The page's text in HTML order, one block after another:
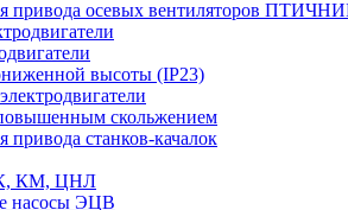
привода осевых вентиляторов
высоты (IP23)
скольжением
привода станков-качалок
К, КМ, ЦНЛ
насосы ЭЦВ